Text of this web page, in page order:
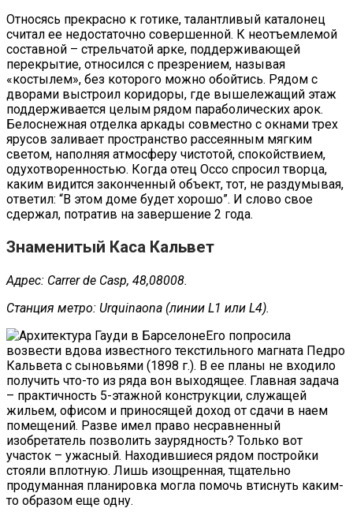
Относясь прекрасно к готике, талантливый каталонец
считал ее недостаточно совершенной. К неотъемлемой
составной – стрельчатой арке, поддерживающей
перекрытие, относился с презрением, называя
«костылем», без которого можно обойтись. Рядом с
дворами выстроил коридоры, где вышележащий этаж
поддерживается целым рядом параболических арок.
Белоснежная отделка аркады совместно с окнами трех
ярусов заливает пространство рассеянным мягким
светом, наполняя атмосферу чистотой, спокойствием,
одухотворенностью. Когда отец Оссо спросил творца,
каким видится законченный объект, тот, не раздумывая,
ответил: “В этом доме будет хорошо”. И слово свое
сдержал, потратив на завершение 2 года.
Знаменитый Каса Кальвет
Адрес: Carrer de Casp, 48,08008.
Станция метро: Urquinaona (линии L1 или L4).
Его попросила
возвести вдова известного текстильного магната Педро
Кальвета с сыновьями (1898 г.). В ее планы не входило
получить что-то из ряда вон выходящее. Главная задача
– практичность 5-этажной конструкции, служащей
жильем, офисом и приносящей доход от сдачи в наем
помещений. Разве имел право несравненный
изобретатель позволить заурядность? Только вот
участок – ужасный. Находившиеся рядом постройки
стояли вплотную. Лишь изощренная, тщательно
продуманная планировка могла помочь втиснуть каким-
то образом еще одну.